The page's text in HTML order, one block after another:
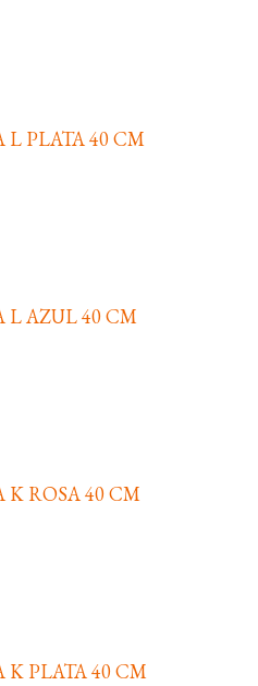
L PLATA 40 CM
L AZUL 40 CM
K ROSA 40 CM
K PLATA 40 CM